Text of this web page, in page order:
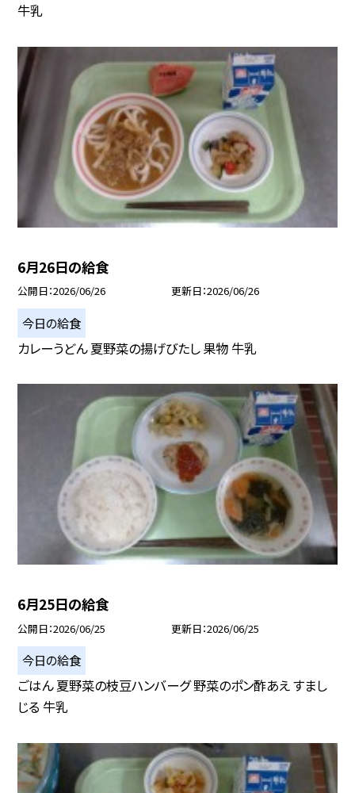
牛乳
6月26日の給食
公開日 2026/06/26 更新日 2026/06/26
今日の給食
カレーうどん 夏野菜の揚げびたし 果物 牛乳
6月25日の給食
公開日 2026/06/25 更新日 2026/06/25
今日の給食
ごはん 夏野菜の枝豆ハンバーグ 野菜のポン酢あえ すまし
じる 牛乳